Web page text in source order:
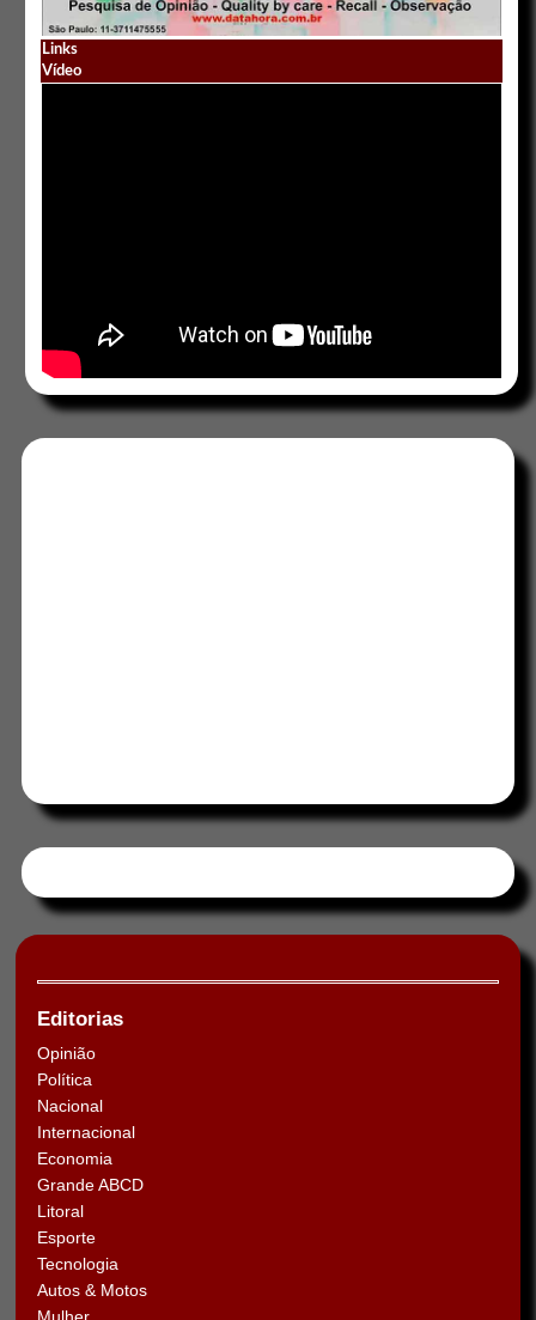
Links
Vídeo
Editorias
Opinião
Política
Nacional
Internacional
Economia
Grande ABCD
Litoral
Esporte
Tecnologia
Autos & Motos